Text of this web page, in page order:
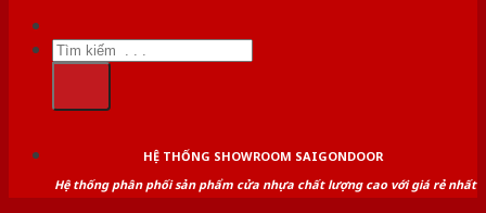
Tìm
kiếm:
HỆ THỐNG SHOWROOM SAIGONDOOR
Hệ thống phân phối sản phẩm cửa nhựa chất lượng cao với giá rẻ nhất